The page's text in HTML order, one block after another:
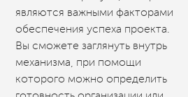
являются важными факторами
обеспечения успеха проекта.
Вы сможете заглянуть внутрь
механизма, при помощи
которого можно определить